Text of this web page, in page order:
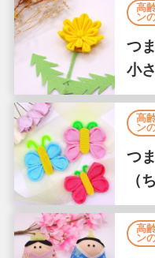
高
ン
つ
小
作
高
ン
つ
（
単
高
ン